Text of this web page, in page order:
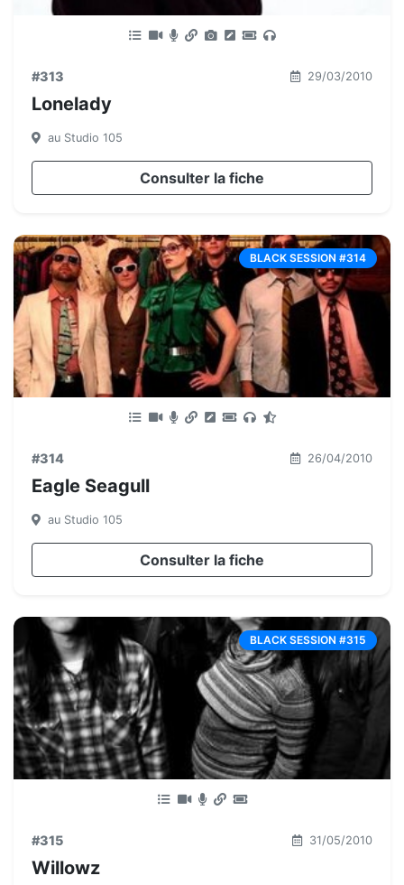
#313 29/03/2010
Lonelady
au Studio 105
Consulter la fiche
BLACK SESSION #314
#314 26/04/2010
Eagle Seagull
au Studio 105
Consulter la fiche
BLACK SESSION #315
#315 31/05/2010
Willowz